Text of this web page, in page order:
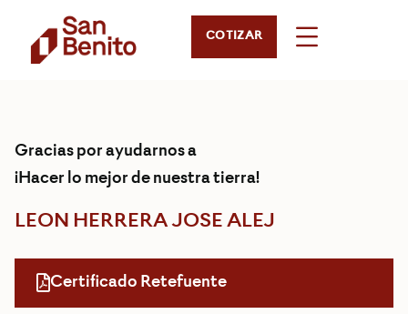
COTIZAR
Gracias por ayudarnos a
¡Hacer lo mejor de nuestra tierra!
LEON HERRERA JOSE ALEJ
Certificado Retefuente